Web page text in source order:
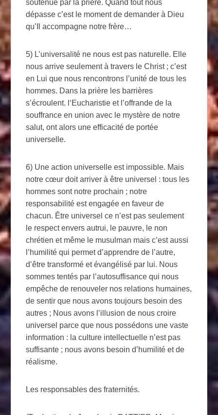
soutenue par la prière. Quand tout nous
dépasse c’est le moment de demander à Dieu
qu’Il accompagne notre frère…
5) L’universalité ne nous est pas naturelle. Elle
nous arrive seulement à travers le Christ ; c’est
en Lui que nous rencontrons l’unité de tous les
hommes. Dans la prière les barrières
s’écroulent. l‘Eucharistie et l’offrande de la
souffrance en union avec le mystère de notre
salut, ont alors une efficacité de portée
universelle.
6) Une action universelle est impossible. Mais
notre cœur doit arriver à être universel : tous les
hommes sont notre prochain ; notre
responsabilité est engagée en faveur de
chacun. Être universel ce n’est pas seulement
le respect envers autrui, le pauvre, le non
chrétien et même le musulman mais c’est aussi
l’humilité qui permet d’apprendre de l’autre,
d’être transformé et évangélisé par lui. Nous
sommes tentés par l’autosuffisance qui nous
empêche de renouveler nos relations humaines,
de sentir que nous avons toujours besoin des
autres ; Nous avons l’illusion de nous croire
universel parce que nous possédons une vaste
information : la culture intellectuelle n’est pas
suffisante ; nous avons besoin d’humilité et de
réalisme.
Les responsables des fraternités.